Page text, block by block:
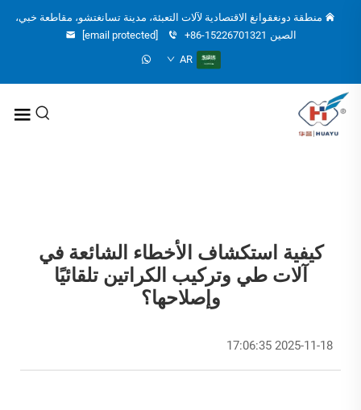
منطقة دونغقوانغ الاقتصادية لآلات التعبئة، مدينة تسانغتشو، مقاطعة خبي،
الصين +86-15226701321
[email protected]
AR
كيفية استكشاف الأخطاء الشائعة في
آلات طي وتركيب الكراتين تلقائيًا
وإصلاحها؟
2025-11-18 17:06:35